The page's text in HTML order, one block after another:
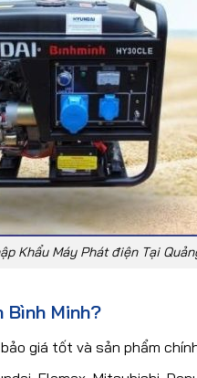
Khẩu Máy Phát điện Tại
Minh?
giá tốt và sản phẩm